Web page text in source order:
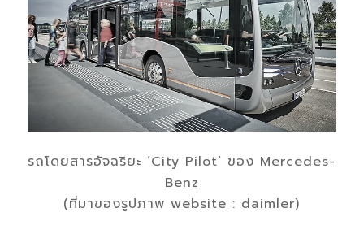
รถโดยสารอัจฉริยะ ‘City Pilot’ ของ Mercedes-
Benz
(ที่มาของรูปภาพ website : daimler)